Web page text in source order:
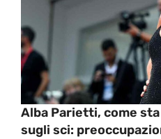
Alba Parietti, come
sugli sci: